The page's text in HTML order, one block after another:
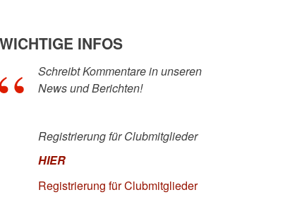
WICHTIGE INFOS
Schreibt Kommentare in unseren
News und Berichten!
Registrierung für Clubmitglieder
HIER
Registrierung für Clubmitglieder